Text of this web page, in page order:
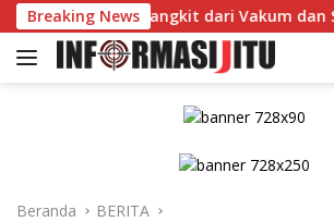
Langsung
ke
konten
Breaking News
Bangkit dari Vakum dan Siap
Beranda BERITA